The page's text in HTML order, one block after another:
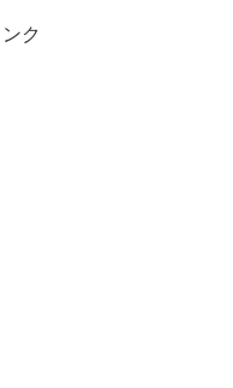
ク